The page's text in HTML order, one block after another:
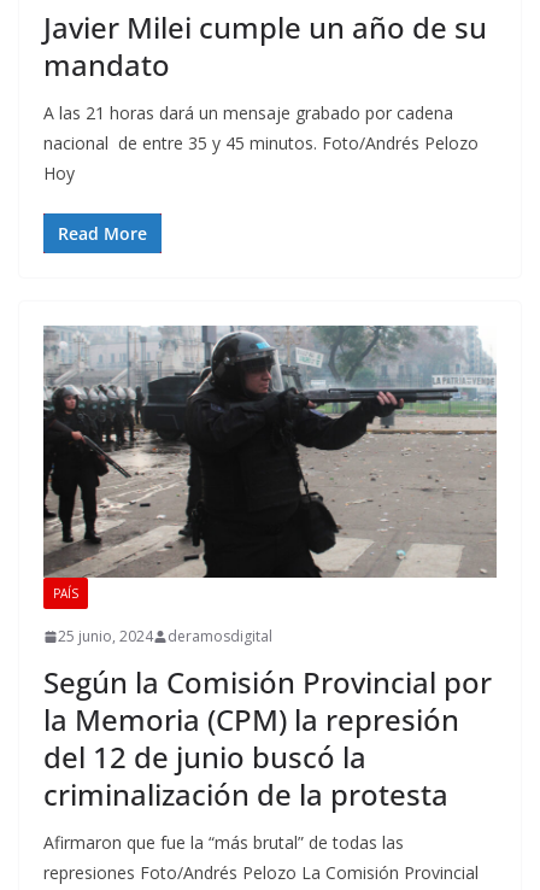
Javier Milei cumple un año de su
mandato
A las 21 horas dará un mensaje grabado por cadena
nacional de entre 35 y 45 minutos. Foto/Andrés Pelozo
Hoy
Read More
PAÍS
25 junio, 2024 deramosdigital
Según la Comisión Provincial por
la Memoria (CPM) la represión
del 12 de junio buscó la
criminalización de la protesta
Afirmaron que fue la “más brutal” de todas las
represiones Foto/Andrés Pelozo La Comisión Provincial